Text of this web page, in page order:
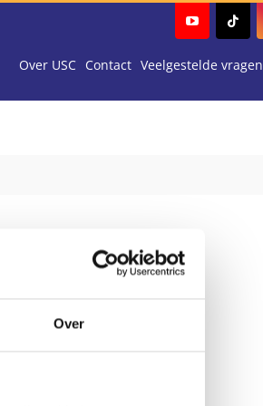
Over
Over USC Contact Veelgestelde vragen